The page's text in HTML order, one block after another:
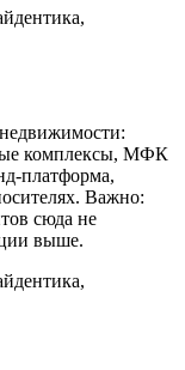
комплексы, МФК
платформа,
Важно:
сюда не
выше.